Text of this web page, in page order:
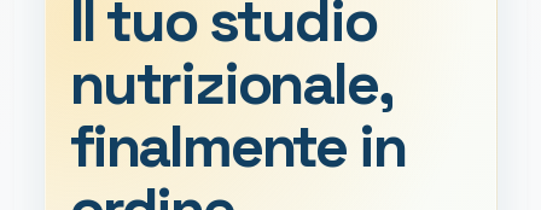
Il tuo studio
nutrizionale,
finalmente in